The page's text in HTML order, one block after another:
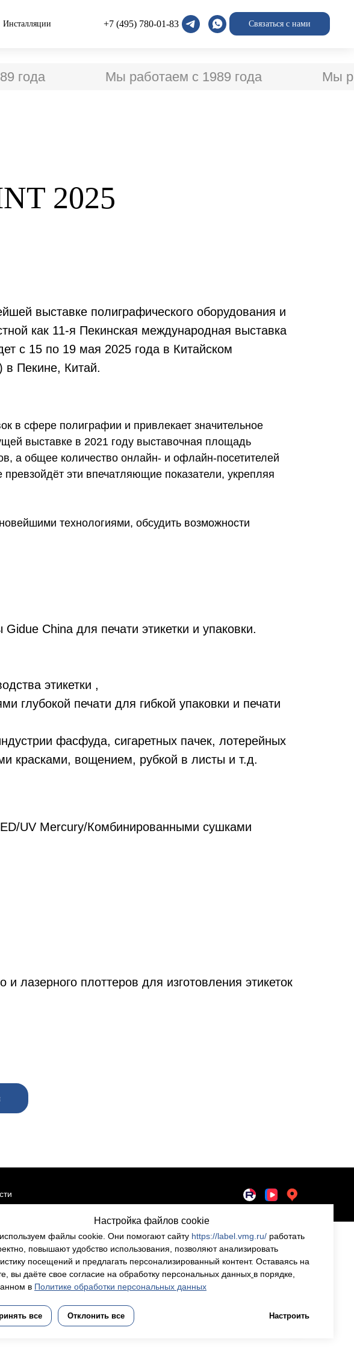
Инсталляции +7 (495) 780-01-83 Связаться с нами
года Мы работаем с 1989 года Мы
2025
выставке полиграфического оборудования и
как 11-я Пекинская международная выставка
с 15 по 19 мая 2025 года в Китайском
Пекине, Китай.
а общее количество онлайн- и офлайн-посетителей
эти впечатляющие показатели, укрепляя
технологиями, обсудить возможности
печати для гибкой упаковки и печати
фасфуда, сигаретных пачек, лотерейных
красками, вощением, рубкой в листы и т.д.
Настройка файлов cookie
файлы cookie. Они помогают сайту https://label.vmg.ru/ работать
повышают удобство использования, позволяют анализировать
посещений и предлагать персонализированный контент. Оставаясь на
вы даёте свое согласие на обработку персональных данных в порядке,
в Политике обработки персональных данных
все Отклонить все Настроить